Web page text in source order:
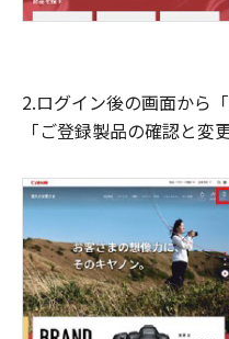
2.ログイン後の画面から
「ご登録製品の確認と変